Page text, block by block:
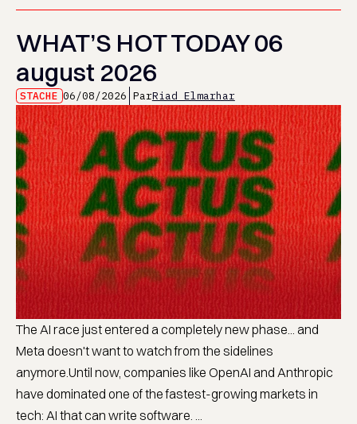
WHAT’S HOT TODAY 06
august 2026
STACHE 06/08/2026 ParRiad Elmarhar
The AI race just entered a completely new phase... and
Meta doesn't want to watch from the sidelines
anymore.Until now, companies like OpenAI and Anthropic
have dominated one of the fastest-growing markets in
tech: AI that can write software. ...